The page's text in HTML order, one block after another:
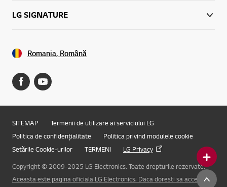
Online Chat
LG SIGNATURE
Romania, Română
SITEMAP
Termenii de utilizare ai serviciului LG
Politica de confidențialitate
Politica privind modulele cookie
Setările Cookie-urilor
TERMENI
LG Privacy
Copyright © 2009-2025 LG Electronics. Toate drepturile rezervate.
Aceasta este pagina oficiala LG Electronics. Daca doresti sa accesezi